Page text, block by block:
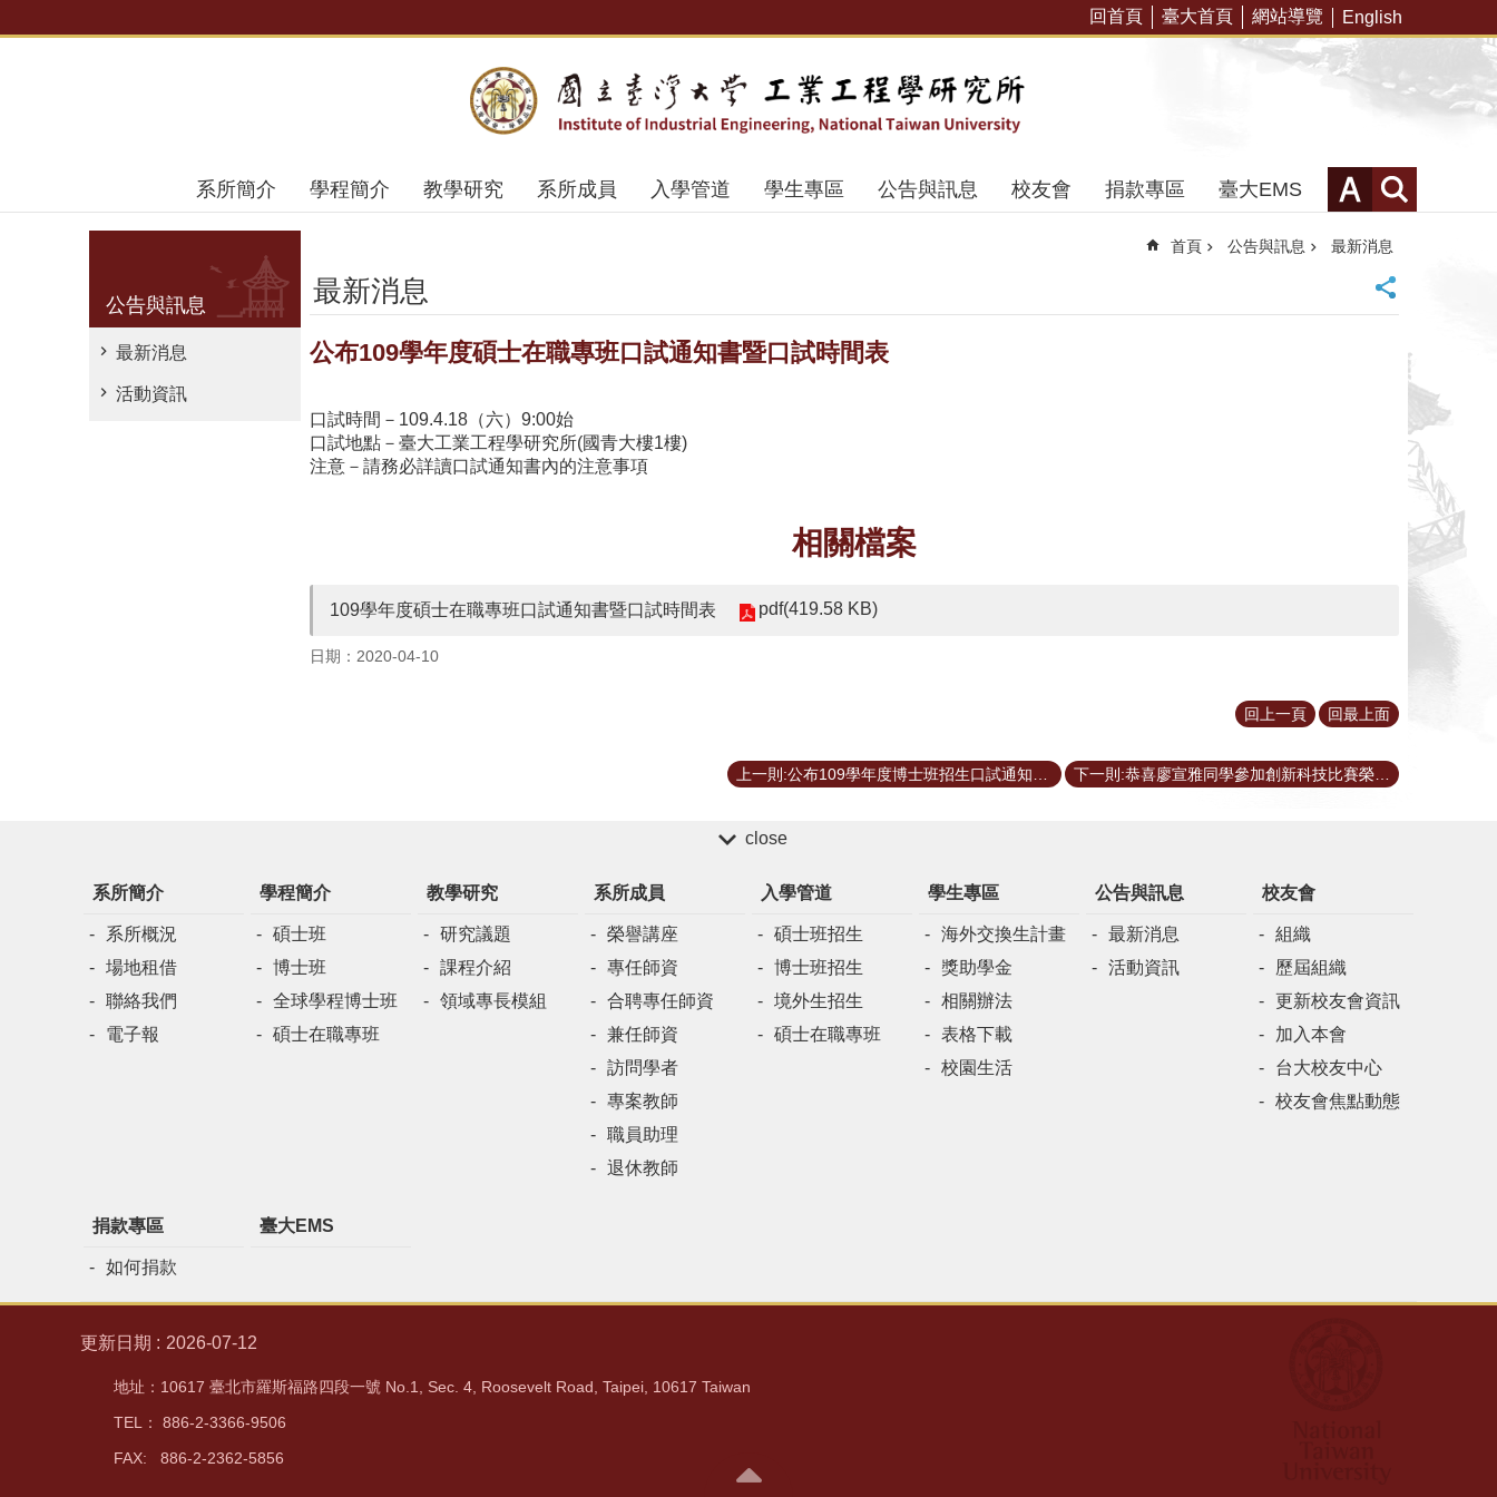
回首頁 臺大首頁 網站導覽 English
系所簡介 學程簡介 教學研究 系所成員 入學管道 學生專區 公告與訊息 校友會 捐款專區 臺大EMS
公告與訊息
最新消息
活動資訊
首頁 公告與訊息 最新消息
最新消息
公布109學年度碩士在職專班口試通知書暨口試時間表
口試時間－109.4.18（六）9:00始
口試地點－臺大工業工程學研究所(國青大樓1樓)
注意－請務必詳讀口試通知書內的注意事項
相關檔案
109學年度碩士在職專班口試通知書暨口試時間表 pdf(419.58 KB)
日期：2020-04-10
回上一頁 回最上面
close
系所簡介
系所概況
場地租借
聯絡我們
電子報
學程簡介
碩士班
博士班
全球學程博士班
碩士在職專班
教學研究
研究議題
課程介紹
領域專長模組
系所成員
榮譽講座
專任師資
合聘專任師資
兼任師資
訪問學者
專案教師
職員助理
退休教師
入學管道
碩士班招生
博士班招生
境外生招生
碩士在職專班
學生專區
海外交換生計畫
獎助學金
相關辦法
表格下載
校園生活
公告與訊息
最新消息
活動資訊
校友會
組織
歷屆組織
更新校友會資訊
加入本會
台大校友中心
校友會焦點動態
捐款專區
如何捐款
臺大EMS
更新日期 2026-07-12
地址：10617 臺北市羅斯福路四段一號 No.1, Sec. 4, Roosevelt Road, Taipei, 10617 Taiwan
TEL： 886-2-3366-9506
FAX: 886-2-2362-5856